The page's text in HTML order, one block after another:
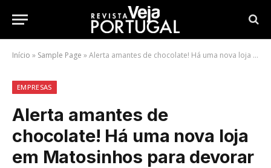
Início » Sample Page »Alerta amantes de chocolate! Há uma nova loja em Matosinhos para devorar
EMPRESAS
Alerta amantes de
chocolate! Há uma nova loja
em Matosinhos para devorar